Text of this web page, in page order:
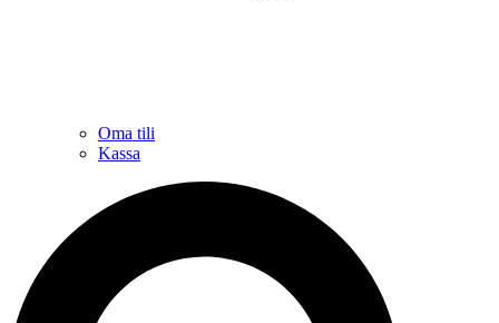
Oma tili
Kassa